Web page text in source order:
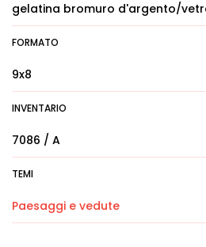
gelatina bromuro d'argento/
FORMATO
9x8
INVENTARIO
7086 / A
TEMI
Paesaggi e vedute